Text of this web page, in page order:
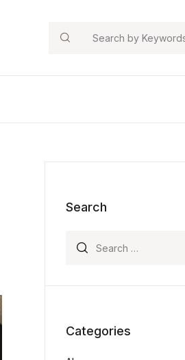
Search
Search
Categories